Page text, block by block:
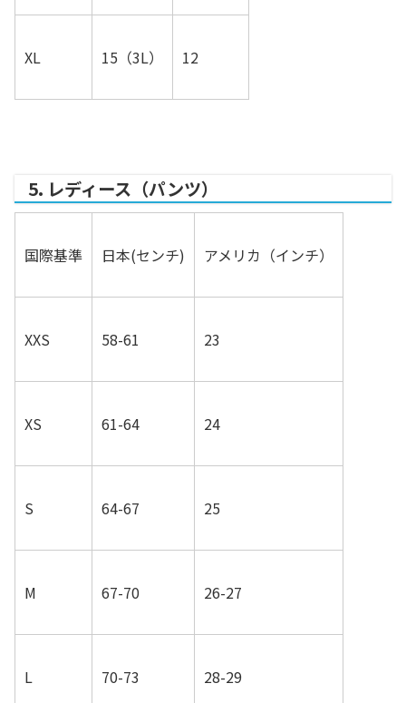
XL 15（3L） 12
5. レディース（パンツ）
国際基準 日本(センチ) アメリカ（インチ）
XXS 58-61 23
XS 61-64 24
S 64-67 25
M 67-70 26-27
L 70-73 28-29